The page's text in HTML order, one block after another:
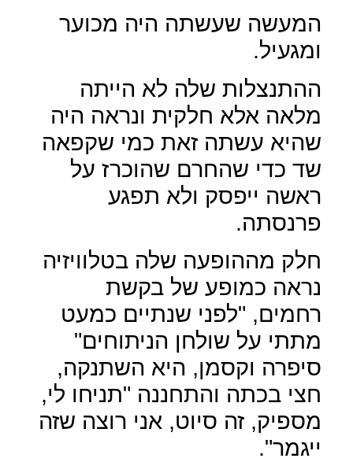
המעשה שעשתה היה מכוער
ומגעיל.
ההתנצלות שלה לא הייתה
מלאה אלא חלקית ונראה היה
שהיא עשתה זאת כמי שקפאה
שד כדי שהחרם שהוכרז על
ראשה ייפסק ולא תפגע
פרנסתה.
חלק מההופעה שלה בטלוויזיה
נראה כמופע של בקשת
רחמים, "לפני שנתיים כמעט
מתתי על שולחן הניתוחים"
סיפרה וקסמן, היא השתנקה,
חצי בכתה והתחננה "תניחו לי,
מספיק, זה סיוט, אני רוצה שזה
ייגמר".